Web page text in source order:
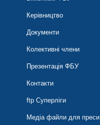
Керівництво
Документи
Колективні члени
Презентація ФБУ
Контакти
ftp Суперліги
Медіа файли для преси